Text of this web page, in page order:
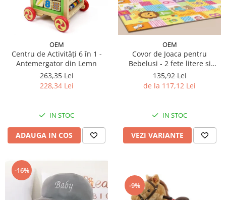
OEM
Centru de Activități 6 în 1 -
Antemergator din Lemn
263,35 Lei
228,34 Lei
IN STOC
ADAUGA IN COS
OEM
Covor de Joaca pentru
Bebelusi - 2 fete litere si
cifre/maimutici
135,92 Lei
de la 117,12 Lei
IN STOC
VEZI VARIANTE
-16%
-9%